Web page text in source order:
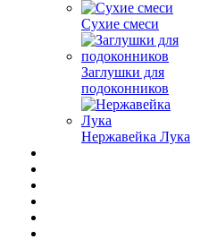
Сухие смеси
Заглушки для
подоконников
Нержавейка Лука